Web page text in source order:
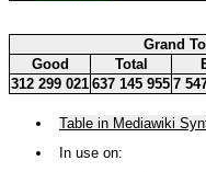
Grand
Good
Total
312 299 021 637 145 955 7
Table in Mediawiki
In use on: